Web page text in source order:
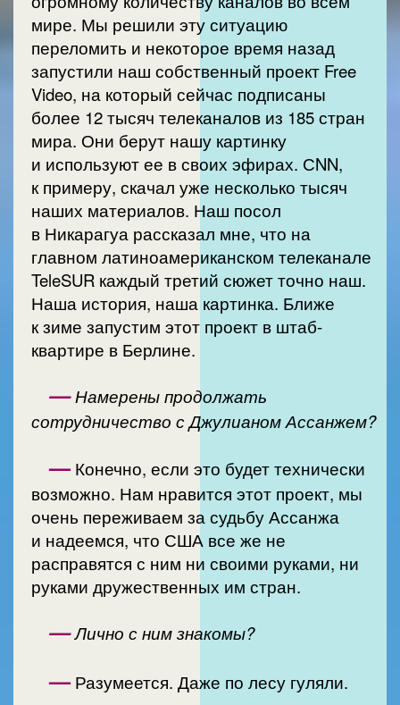
мире. Мы решили эту ситуацию
переломить и некоторое время назад
запустили наш собственный проект Free
Video, на который сейчас подписаны
более 12 тысяч телеканалов из 185 стран
мира. Они берут нашу картинку
и используют ее в своих эфирах. СNN,
к примеру, скачал уже несколько тысяч
наших материалов. Наш посол
в Никарагуа рассказал мне, что на
главном латиноамериканском телеканале
TeleSUR каждый третий сюжет точно наш.
Наша история, наша картинка. Ближе
к зиме запустим этот проект в штаб-
квартире в Берлине.
—Намерены продолжать
сотрудничество с Джулианом Ассанжем?
— Конечно, если это будет технически
возможно. Нам нравится этот проект, мы
очень переживаем за судьбу Ассанжа
и надеемся, что США все же не
расправятся с ним ни своими руками, ни
руками дружественных им стран.
—Лично с ним знакомы?
— Разумеется. Даже по лесу гуляли.